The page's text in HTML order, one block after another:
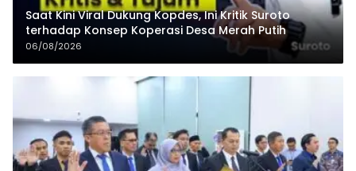
Saat Kini Viral Dukung Kopdes, Ini Kritik Suroto
terhadap Konsep Koperasi Desa Merah Putih
06/08/2026